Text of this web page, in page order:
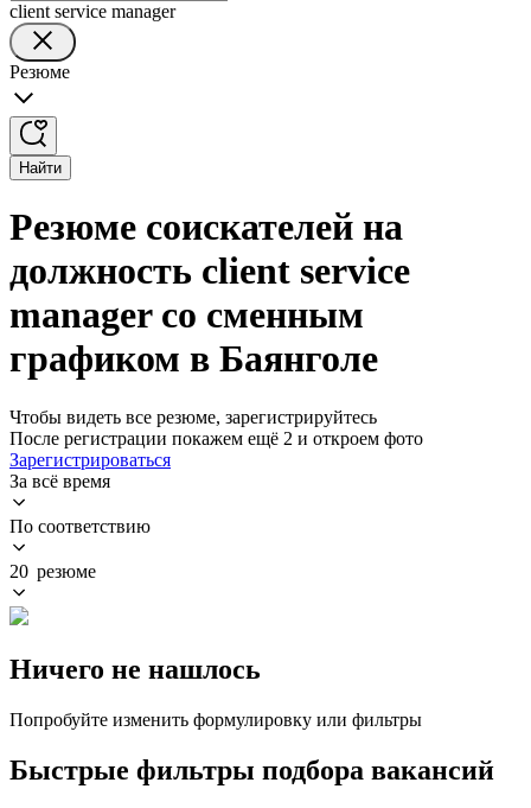
client service manager
Резюме
Найти
Резюме соискателей на
должность client service
manager со сменным
графиком в Баянголе
Чтобы видеть все резюме, зарегистрируйтесь
После регистрации покажем ещё 2 и откроем фото
Зарегистрироваться
За всё время
По соответствию
20 резюме
Ничего не нашлось
Попробуйте изменить формулировку или фильтры
Быстрые фильтры подбора вакансий